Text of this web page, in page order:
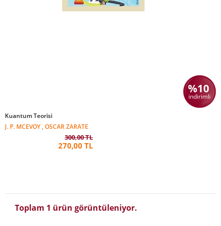
%10
indirimli
Kuantum Teorisi
J. P. MCEVOY , OSCAR ZARATE
300,00 TL
270,00 TL
Toplam 1 ürün görüntüleniyor.